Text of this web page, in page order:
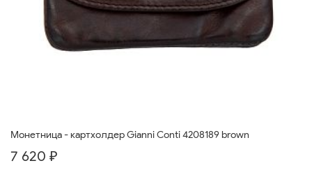
Монетница - картхолдер Gianni Conti 4208189 brown
7 620 ₽